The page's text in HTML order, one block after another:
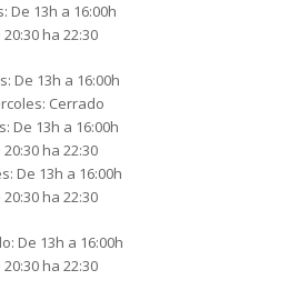
De 13h a 16:00h
20:30 ha 22:30
De 13h a 16:00h
Cerrado
De 13h a 16:00h
20:30 ha 22:30
De 13h a 16:00h
20:30 ha 22:30
De 13h a 16:00h
20:30 ha 22:30